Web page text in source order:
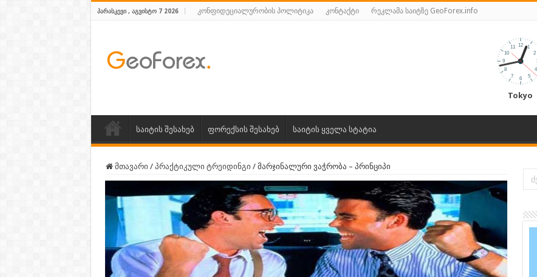
ᲞᲐᲠᲐᲡᲙᲔᲕᲘ , ᲐᲒᲕᲘᲡᲢᲝ 7 2026 კონფიდეციალურობის პოლიტიკა კონტაქტი რეკლამა საიტზე GeoForex.info
Tokyo
საიტის შესახებ ფორექსის შესახებ საიტის ყველა სტატია
მთავარი / პრაქტიკული ტრეიდინგი / მარჯინალური ვაჭრობა – პრინციპი